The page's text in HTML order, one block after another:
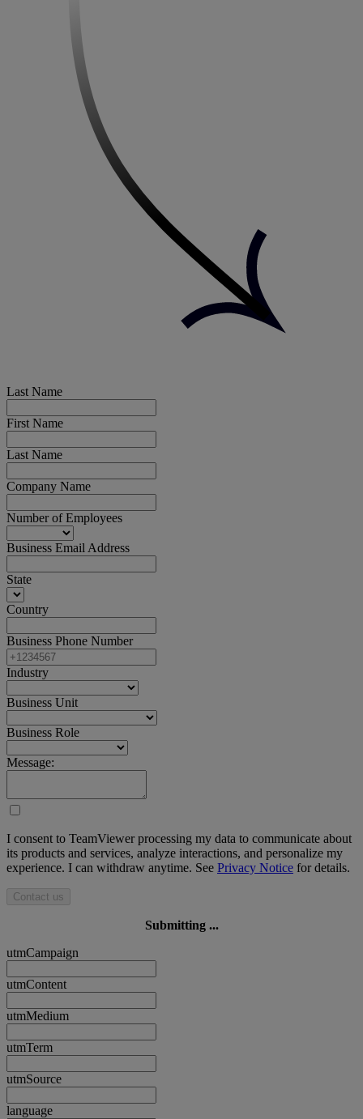
Last Name
First Name
Last Name
Company Name
Number of Employees
Business Email Address
State
Country
Business Phone Number
Industry
Business Unit
Business Role
Message:
I consent to TeamViewer processing my data to communicate about
its products and services, analyze interactions, and personalize my
experience. I can withdraw anytime. See Privacy Notice for details.
Contact us
Submitting ...
utmCampaign
utmContent
utmMedium
utmTerm
utmSource
language